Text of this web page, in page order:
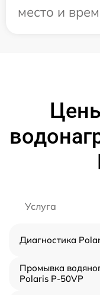
место и
Услуга
Диагностика
Промывка
Polaris P-50VP